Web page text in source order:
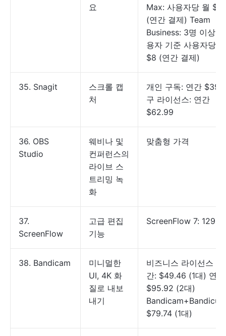
요
Max: 사용자당 월 $10
(연간 결제) Team
Business: 3명 이상 사
용자 기준 사용자당 월
$8 (연간 결제)
35. Snagit
스크롤 캡
처
개인 구독: 연간 $39
구 라이선스: 연간
$62.99
36. OBS
Studio
웨비나 및
컨퍼런스의
라이브 스
트리밍 녹
화
맞춤형 가격
37.
ScreenFlow
고급 편집
기능
ScreenFlow 7: 129달
38. Bandicam
미니멀한
UI, 4K 화
질로 내보
내기
비즈니스 라이선스 연
간: $49.46 (1대) 연
$95.92 (2대)
Bandicam+Bandicut:
$79.74 (1대)